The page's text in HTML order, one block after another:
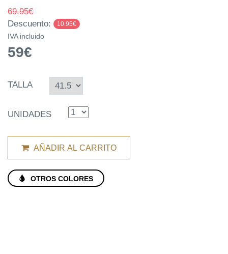
69.95€
Descuento:
10.95€
IVA incluido
59€
TALLA
UNIDADES
AÑADIR AL CARRITO
OTROS COLORES